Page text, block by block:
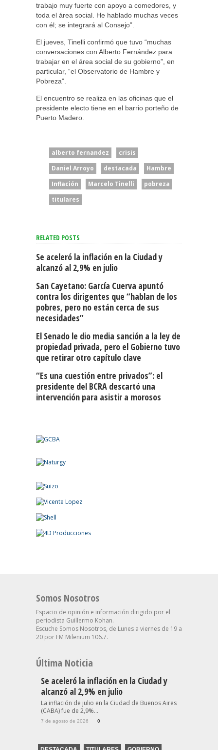
trabajo muy fuerte con apoyo a comedores, y
toda el área social. He hablado muchas veces
con él; se integrará al Consejo”.
El jueves, Tinelli confirmó que tuvo “muchas
conversaciones con Alberto Fernández para
trabajar en el área social de su gobierno”, en
particular, “el Observatorio de Hambre y
Pobreza”.
El encuentro se realiza en las oficinas que el
presidente electo tiene en el barrio porteño de
Puerto Madero.
alberto fernandez
crisis
Daniel Arroyo
destacada
Hambre
Inflación
Marcelo Tinelli
pobreza
titulares
RELATED POSTS
Se aceleró la inflación en la Ciudad y
alcanzó al 2,9% en julio
San Cayetano: García Cuerva apuntó
contra los dirigentes que “hablan de los
pobres, pero no están cerca de sus
necesidades”
El Senado le dio media sanción a la ley de
propiedad privada, pero el Gobierno tuvo
que retirar otro capítulo clave
“Es una cuestión entre privados”: el
presidente del BCRA descartó una
intervención para asistir a morosos
Somos Nosotros
Espacio de opinión e información dirigido por el
periodista Guillermo Kohan.
Escuche Somos Nosotros, de Lunes a viernes de 19 a
20 por FM Milenium 106.7.
Última Noticia
Se aceleró la inflación en la Ciudad y
alcanzó al 2,9% en julio
La inflación de julio en la Ciudad de Buenos Aires
(CABA) fue de 2,9%...
7 de agosto de 2026 0